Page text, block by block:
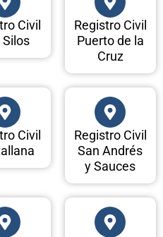
Civil
Silos
Registro Civil
Puerto de la
Cruz
Civil
Registro Civil
San Andrés
y Sauces